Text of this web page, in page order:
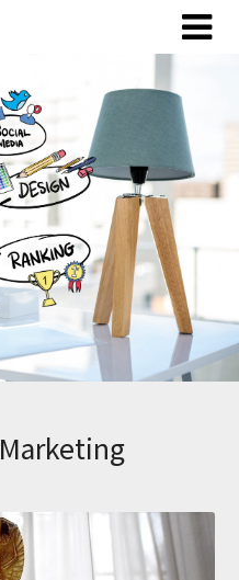
Marketing